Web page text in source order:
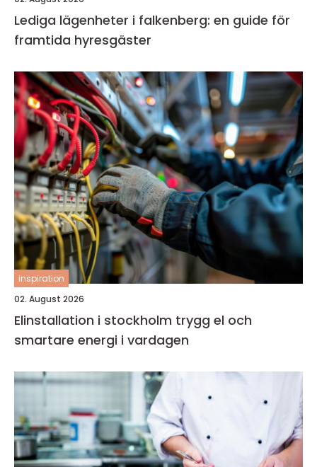
Lediga lägenheter i falkenberg: en guide för
framtida hyresgäster
inspiration
02. August 2026
Elinstallation i stockholm trygg el och
smartare energi i vardagen